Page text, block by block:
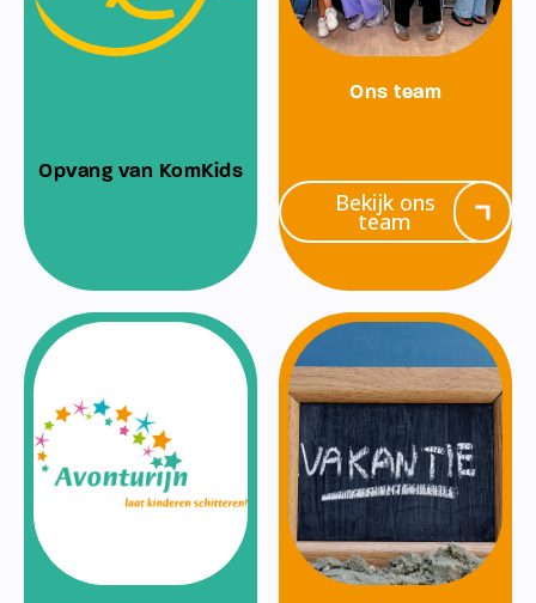
Opvang van KomKids
Ons team
Bekijk ons
team